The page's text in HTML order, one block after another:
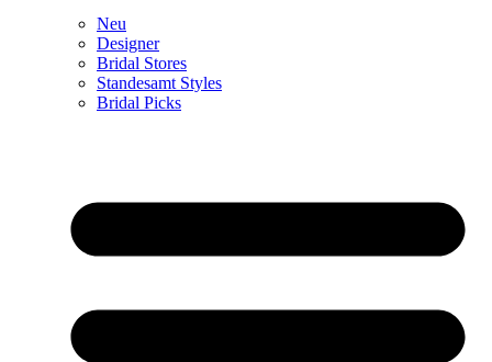
Neu
Designer
Bridal Stores
Standesamt Styles
Bridal Picks